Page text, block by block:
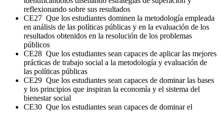
reflexionando sobre sus resultados
CE27 Que los estudiantes dominen la metodología empleada
en análisis de las políticas públicas y en la evaluación de los
resultados obtenidos en la resolución de los problemas
públicos
CE28 Que los estudiantes sean capaces de aplicar las mejores
prácticas de trabajo social a la metodología y evaluación de
las políticas públicas
CE29 Que los estudiantes sean capaces de dominar las bases
y los principios que inspiran la economía y el sistema del
bienestar social
CE30 Que los estudiantes sean capaces de dominar el